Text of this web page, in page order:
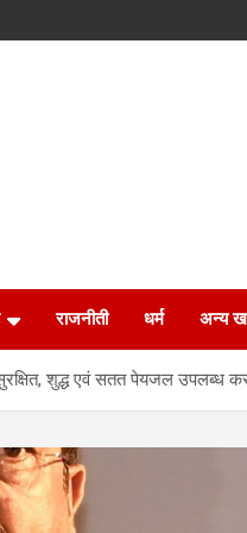
राजनीती धर्म अन्य
शुद्ध एवं सतत पेयजल उपलब्ध